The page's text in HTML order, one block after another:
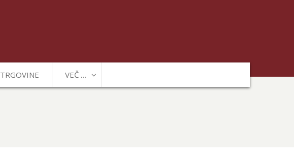
TRGOVINE VEČ …